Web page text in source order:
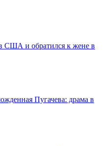
США и обратился к жене в
Пугачева: драма в